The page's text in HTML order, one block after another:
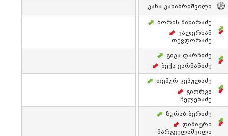
Კახა Კახაბრიშვილი
Ბორის Მახარაძე
Ვალერიან
Თევდორაძე
Გიგა Დარჩიძე
Ბექა Ვარშანიძე
Თემურ Კეპულაძე
Გიორგი
Ჩელებაძე
Ზურაბ Ბერიძე
Დიმიტრი
Მარგველაშვილი